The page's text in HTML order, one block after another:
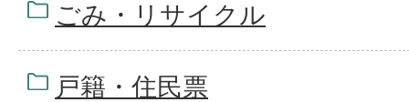
ごみ・リサイクル
戸籍・住民票